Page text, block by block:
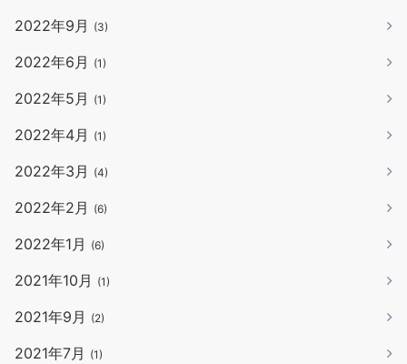
2022年9月 (3)
2022年6月 (1)
2022年5月 (1)
2022年4月 (1)
2022年3月 (4)
2022年2月 (6)
2022年1月 (6)
2021年10月 (1)
2021年9月 (2)
2021年7月 (1)